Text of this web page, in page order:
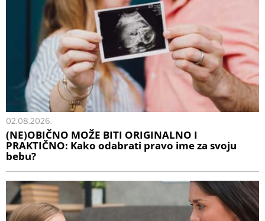
02.08.2026.
(NE)OBIČNO MOŽE BITI ORIGINALNO I
PRAKTIČNO: Kako odabrati pravo ime za svoju
bebu?